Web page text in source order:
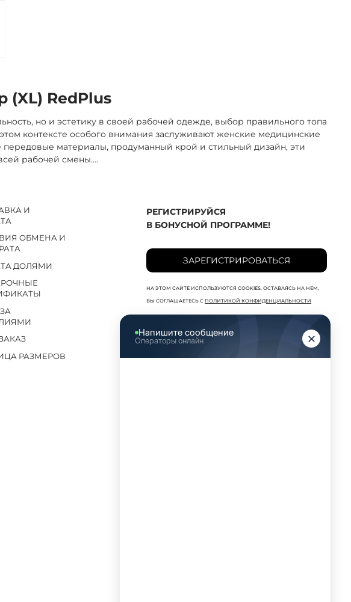
RedPlus
но и эстетику в своей рабочей одежде, выбор правильного топа
контексте особого внимания заслуживают женские медицинские
передовые материалы, продуманный крой и стильный дизайн, эти
рабочей смены....
И
ОБМЕНА И
ДОЛЯМИ
РАЗМЕРОВ
РЕГИСТРИРУЙСЯ
В БОНУСНОЙ ПРОГРАММЕ!
ЗАРЕГИСТРИРОВАТЬСЯ
НА ЭТОМ САЙТЕ ИСПОЛЬЗУЮТСЯ COOKIES. ОСТАВАЯСЬ НА НЕМ,
ВЫ СОГЛАШАЕТЕСЬ С ПОЛИТИКОЙ КОНФИДЕНЦИАЛЬНОСТИ